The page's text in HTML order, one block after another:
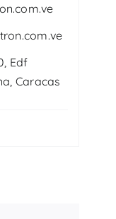
Edf
Caracas